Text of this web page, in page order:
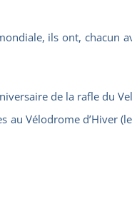
ils ont, chacun
de la rafle du
Vélodrome d’Hiver (le